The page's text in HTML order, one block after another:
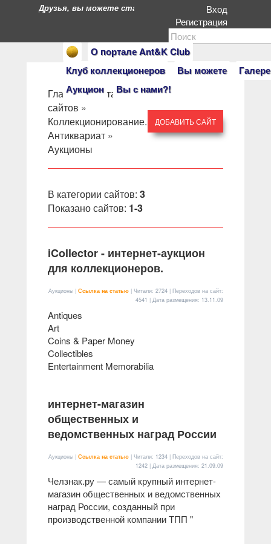
О портале Ant&K Club
Клуб коллекционеров
Вы можете
Аукцион
Вы с нами?!
Друзья, вы можете стать героями нашего портала.
Вход
Регистрация
Главная»Каталог
сайтов »
Коллекционирование.
Антиквариат »
Аукционы
ДОБАВИТЬ САЙТ
В категории сайтов: 3
Показано сайтов: 1-3
iCollector - интернет-аукцион
для коллекционеров.
Аукционы | Ссылка на статью | Читали: 2724 | Переходов на сайт:
4541 | Дата размещения: 13.11.09
Antiques
Art
Coins & Paper Money
Collectibles
Entertainment Memorabilia
интернет-магазин
общественных и
ведомственных наград России
Аукционы | Ссылка на статью | Читали: 1234 | Переходов на сайт:
1242 | Дата размещения: 21.09.09
Челзнак.ру — самый крупный интернет-
магазин общественных и ведомственных
наград России, созданный при
производственной компании ТПП "